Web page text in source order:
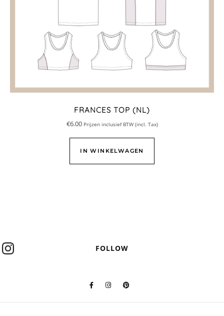
FRANCES TOP (NL)
€6.00 Prijzen inclusief BTW (incl. Tax)
IN WINKELWAGEN
FOLLOW